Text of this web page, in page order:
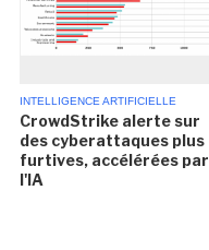
INTELLIGENCE ARTIFICIELLE
CrowdStrike alerte sur
des cyberattaques plus
furtives, accélérées par
l'IA